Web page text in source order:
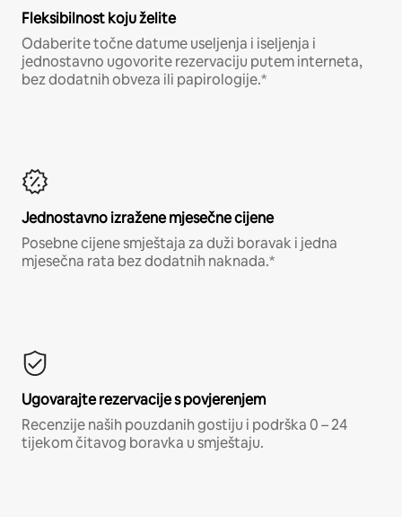
Fleksibilnost koju želite
Odaberite točne datume useljenja i iseljenja i
jednostavno ugovorite rezervaciju putem interneta,
bez dodatnih obveza ili papirologije.*
Jednostavno izražene mjesečne cijene
Posebne cijene smještaja za duži boravak i jedna
mjesečna rata bez dodatnih naknada.*
Ugovarajte rezervacije s povjerenjem
Recenzije naših pouzdanih gostiju i podrška 0 – 24
tijekom čitavog boravka u smještaju.